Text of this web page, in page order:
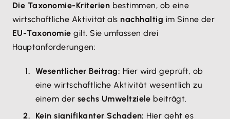
Die Taxonomie-Kriterien bestimmen, ob eine
wirtschaftliche Aktivität als nachhaltig im Sinne der
EU-Taxonomie gilt. Sie umfassen drei
Hauptanforderungen:
Wesentlicher Beitrag: Hier wird geprüft, ob
eine wirtschaftliche Aktivität wesentlich zu
einem der sechs Umweltziele beiträgt.
Kein signifikanter Schaden: Hier geht es